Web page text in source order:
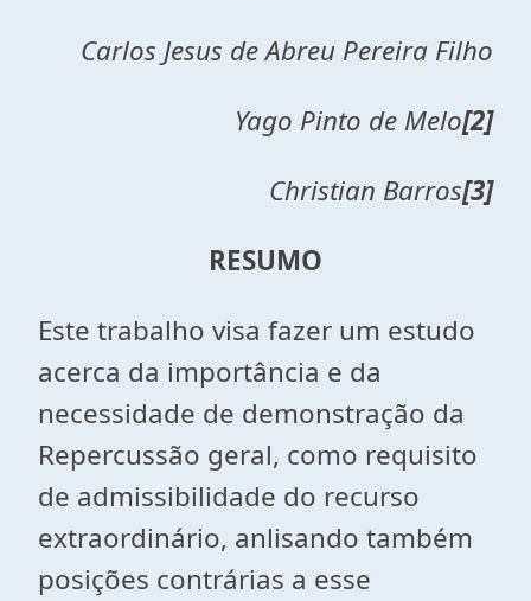
Carlos Jesus de Abreu Pereira Filho
Yago Pinto de Melo[2]
Christian Barros[3]
RESUMO
Este trabalho visa fazer um estudo
acerca da importância e da
necessidade de demonstração da
Repercussão geral, como requisito
de admissibilidade do recurso
extraordinário, anlisando também
posições contrárias a esse